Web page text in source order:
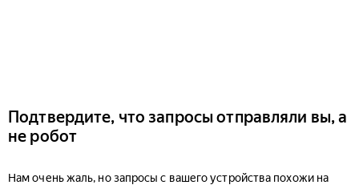
Подтвердите, что запросы отправляли вы, а
не робот
Нам очень жаль, но запросы с вашего устройства похожи на